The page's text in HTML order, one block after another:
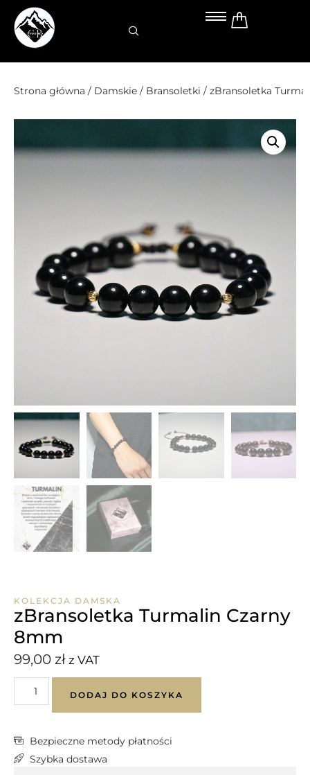
Przejdź
Strona główna / Damskie / Bransoletki / zBransoletka
KOLEKCJA DAMSKA
zBransoletka Turmalin Czarny
8mm
99,00 zł z VAT
DODAJ DO KOSZYKA
Bezpieczne metody płatności
Szybka dostawa